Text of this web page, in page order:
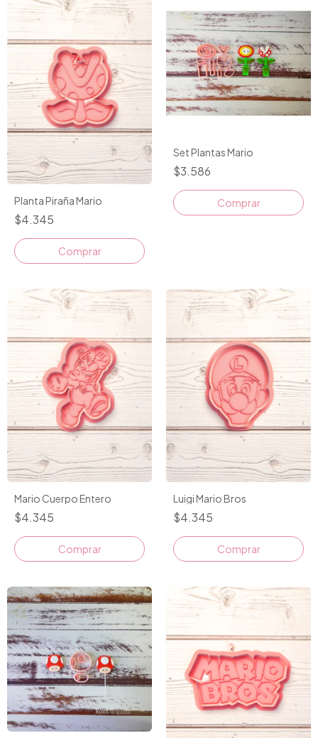
Planta Piraña Mario
$4.345
Comprar
Set Plantas Mario
$3.586
Mario Cuerpo Entero
$4.345
Comprar
Luigi Mario Bros
$4.345
Comprar